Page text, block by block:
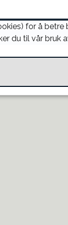
for å
du til vår bruk